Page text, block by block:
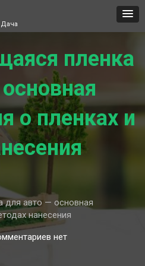
пленка
о пленках и
авто — основная
нанесения
кнет